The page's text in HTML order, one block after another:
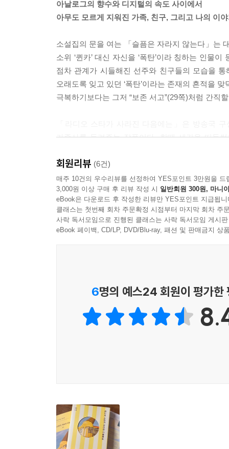
아날로그의 향수와 디지털의 속도 사이에서
아무도 모르게 지워진 가족, 친구, 그리고 나의 이
소설집의 문을 여는 「슬픔은 자라지 않는다」는
소위 ‘퀸카’ 대신 자신을 ‘폭탄’이라 칭하는 인물
점차 관계가 시들해진 선주와 친구들의 모습을
오래도록 잊고 있던 ‘폭탄’이라는 존재의 흔적을
극복하기보다는 그저 “보존 서고”(29쪽)처럼 간직
가족사를 들려주는 작품이다. 한때 세간을 떠들
해설을 쓴 문학평론가 전승민은 김본의 소설에
「슬픔은 자라지 않는다」의 선주가 도서관 서고
「차라리 잠든 밤」의 ‘나’는 방송국 PD이다. ‘나
은 두 사람이 각자 지닌 남모를 상처를 서로를
슬램덩크]의 텔레비전 판인 만화 [슬램덩크]가
살아온 세월이 담긴 사람의 얼굴,
그 얼굴을 닮은 가족들의 다채로운 모습들
경험이 담겨 있다. 아메리칸드림이 번번이 좌절되
한국문학의 한 지류인 강렬한 여성 성장소설의 계
「내일의 집」이 고모할머니와 엄마, 엄마의 친
회원리뷰 (6건)
매주 10건의 우수리뷰를 선정하여 YES포인트 3만원을 드
3,000원 이상 구매 후 리뷰 작성 시 일반회원 300원, 마니
eBook은 다운로드 후 작성한 리뷰만 YES포인트 지급됩니
클래스는 첫번째 회차 주문확정 시점부터 마지막 회차 주
사락 독서모임으로 진행된 클래스는 사락 독서모임 게시
eBook 페이백, CD/LP, DVD/Blu-ray, 패션 및 판매금지 상
6명의 예스24 회원이 평가한